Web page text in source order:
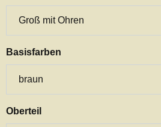
Basisfarben
Oberteilauswählen